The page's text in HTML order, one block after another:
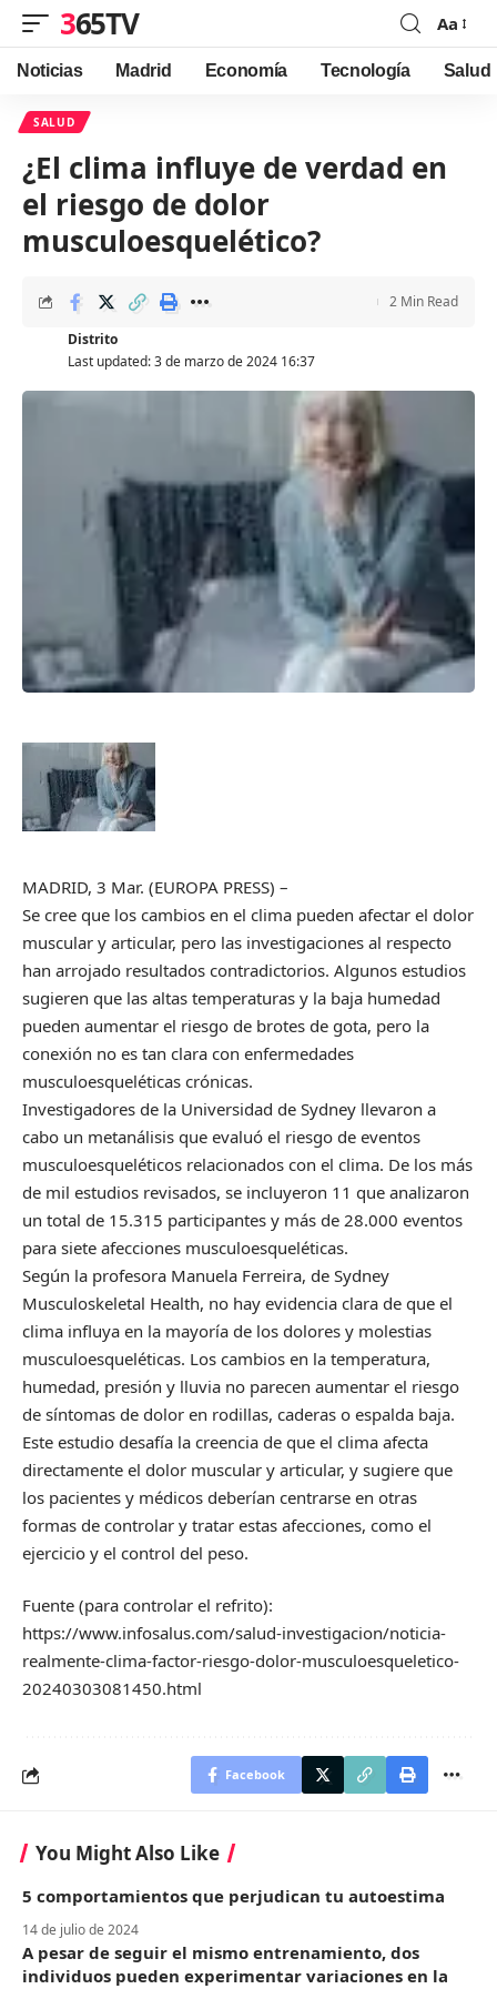
365TV
Font
Resizer
Aa
Noticias Madrid Economía Tecnología Salud
SALUD
¿El clima influye de verdad en
el riesgo de dolor
musculoesquelético?
Last updated: 3 de marzo de 2024 16:37
Distrito
2 Min Read
MADRID, 3 Mar. (EUROPA PRESS) –
Se cree que los cambios en el clima pueden afectar el dolor
muscular y articular, pero las investigaciones al respecto
han arrojado resultados contradictorios. Algunos estudios
sugieren que las altas temperaturas y la baja humedad
pueden aumentar el riesgo de brotes de gota, pero la
conexión no es tan clara con enfermedades
musculoesqueléticas crónicas.
Investigadores de la Universidad de Sydney llevaron a
cabo un metanálisis que evaluó el riesgo de eventos
musculoesqueléticos relacionados con el clima. De los más
de mil estudios revisados, se incluyeron 11 que analizaron
un total de 15.315 participantes y más de 28.000 eventos
para siete afecciones musculoesqueléticas.
Según la profesora Manuela Ferreira, de Sydney
Musculoskeletal Health, no hay evidencia clara de que el
clima influya en la mayoría de los dolores y molestias
musculoesqueléticas. Los cambios en la temperatura,
humedad, presión y lluvia no parecen aumentar el riesgo
de síntomas de dolor en rodillas, caderas o espalda baja.
Este estudio desafía la creencia de que el clima afecta
directamente el dolor muscular y articular, y sugiere que
los pacientes y médicos deberían centrarse en otras
formas de controlar y tratar estas afecciones, como el
ejercicio y el control del peso.
Fuente (para controlar el refrito):
https://www.infosalus.com/salud-investigacion/noticia-
realmente-clima-factor-riesgo-dolor-musculoesqueletico-
20240303081450.html
Facebook
You Might Also Like
5 comportamientos que perjudican tu autoestima
14 de julio de 2024
A pesar de seguir el mismo entrenamiento, dos
individuos pueden experimentar variaciones en la